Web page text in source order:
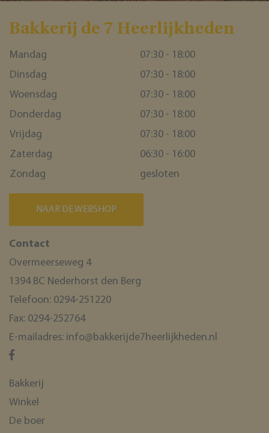
Bakkerĳ de 7 Heerlĳkheden
Mandag
07:30 - 18:00
Dinsdag
07:30 - 18:00
Woensdag
07:30 - 18:00
Donderdag
07:30 - 18:00
Vrijdag
07:30 - 18:00
Zaterdag
06:30 - 16:00
Zondag
gesloten
NAAR DE WEBSHOP
Contact
Overmeerseweg 4
1394 BC Nederhorst den Berg
Telefoon: 0294-251220
Fax: 0294-252764
E-mailadres: info@bakkerijde7heerlijkheden.nl
Bakkerij
Winkel
De boer
ASP.NET_SessionId
Microsoft Corporation
webshop.bakkerijde7heerlijkheden.nl